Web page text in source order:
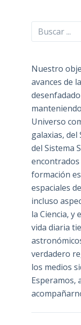
Buscar
Nuestro
avances de
Universo
galaxias,
del Sistema
encontrados
formación
espaciales
incluso
la Ciencia, y
vida diaria
verdadero
los medios
Esperamos,